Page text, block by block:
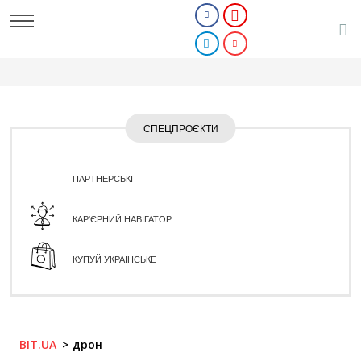
СПЕЦПРОЄКТИ
ПАРТНЕРСЬКІ
КАР'ЄРНИЙ НАВІГАТОР
КУПУЙ УКРАЇНСЬКЕ
BIT.UA дрон